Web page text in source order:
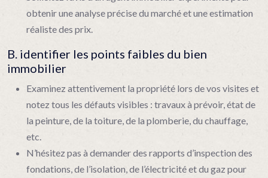
obtenir une analyse précise du marché et une estimation
réaliste des prix.
B. identifier les points faibles du bien
immobilier
Examinez attentivement la propriété lors de vos visites et
notez tous les défauts visibles : travaux à prévoir, état de
la peinture, de la toiture, de la plomberie, du chauffage,
etc.
N’hésitez pas à demander des rapports d’inspection des
fondations, de l’isolation, de l’électricité et du gaz pour